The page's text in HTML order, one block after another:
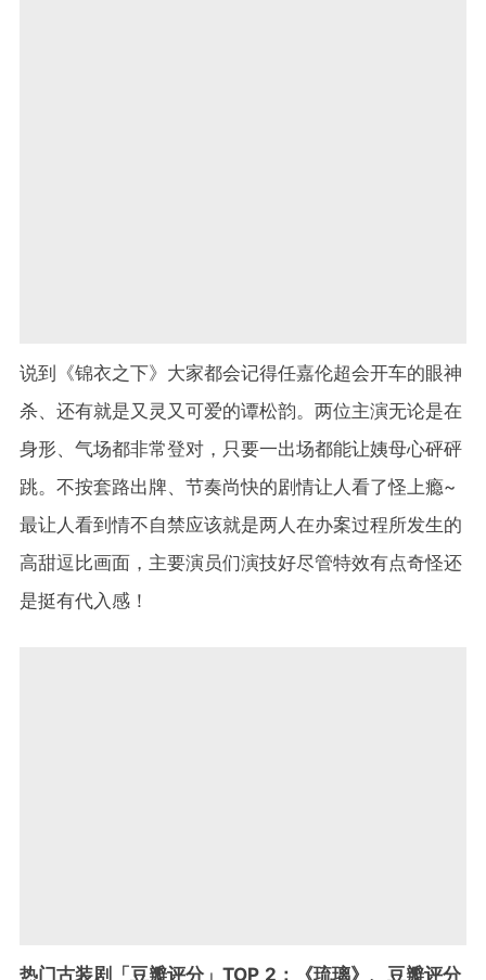
说到《锦衣之下》大家都会记得任嘉伦超会开车的眼神
杀、还有就是又灵又可爱的谭松韵。两位主演无论是在
身形、气场都非常登对，只要一出场都能让姨母心砰砰
跳。不按套路出牌、节奏尚快的剧情让人看了怪上瘾~
最让人看到情不自禁应该就是两人在办案过程所发生的
高甜逗比画面，主要演员们演技好尽管特效有点奇怪还
是挺有代入感！
热门古装剧「豆瓣评分」TOP 2：《琉璃》、豆瓣评分